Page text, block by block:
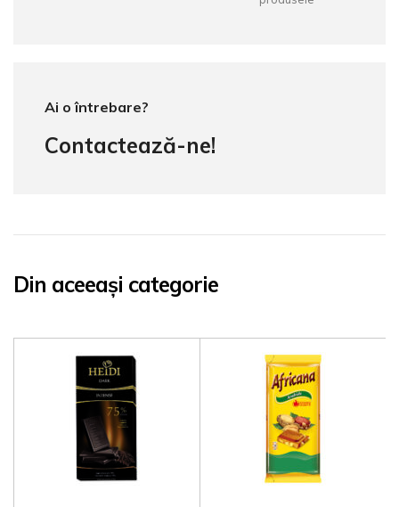
Ai o întrebare?
Contactează-ne!
Din aceeași categorie